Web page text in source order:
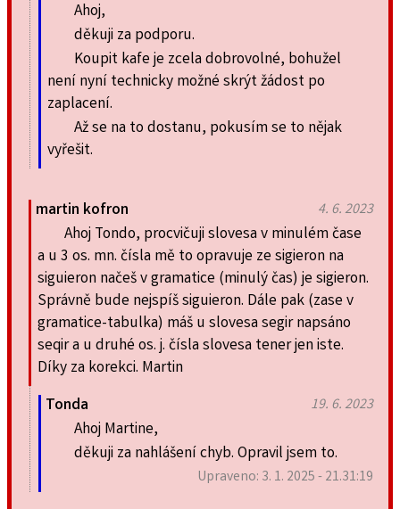
Ahoj,
děkuji za podporu.
Koupit kafe je zcela dobrovolné, bohužel
není nyní technicky možné skrýt žádost po
zaplacení.
Až se na to dostanu, pokusím se to nějak
vyřešit.
martin kofron 4. 6. 2023
Ahoj Tondo, procvičuji slovesa v minulém čase
a u 3 os. mn. čísla mě to opravuje ze sigieron na
siguieron načeš v gramatice (minulý čas) je sigieron.
Správně bude nejspíš siguieron. Dále pak (zase v
gramatice-tabulka) máš u slovesa segir napsáno
seqir a u druhé os. j. čísla slovesa tener jen iste.
Díky za korekci. Martin
Tonda
19. 6. 2023
Ahoj Martine,
děkuji za nahlášení chyb. Opravil jsem to.
Upraveno: 3. 1. 2025 - 21.31:19